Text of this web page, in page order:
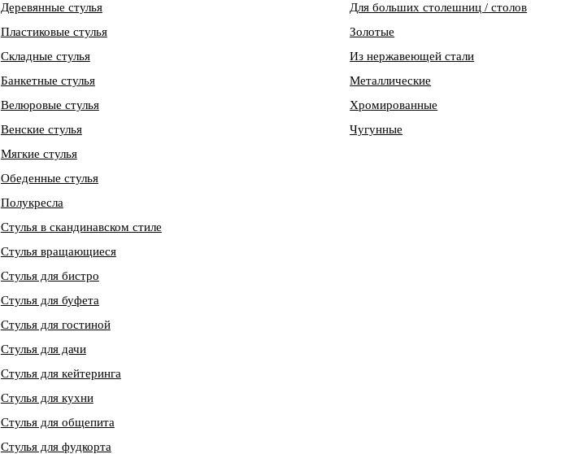
Деревянные стулья
Пластиковые стулья
Складные стулья
Банкетные стулья
Велюровые стулья
Венские стулья
Мягкие стулья
Обеденные стулья
Полукресла
Стулья в скандинавском стиле
Стулья вращающиеся
Стулья для бистро
Стулья для буфета
Стулья для гостиной
Стулья для дачи
Стулья для кейтеринга
Стулья для кухни
Стулья для общепита
Стулья для фудкорта
Для больших столешниц / столов
Золотые
Из нержавеющей стали
Металлические
Хромированные
Чугунные